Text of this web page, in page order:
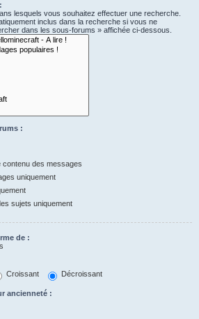
lesquels vous souhaitez effectuer une recherche.
inclus dans la recherche si vous ne
dans les sous-forums » affichée ci-dessous.
:
contenu des messages
uniquement
sujets uniquement
de :
Croissant
Décroissant
ancienneté :